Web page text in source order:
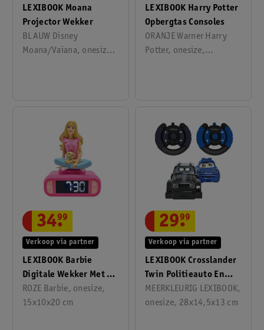
LEXIBOOK Moana
Projector Wekker
BLAUW Disney
Moana/Vaiana, onesize,
LEXIBOOK Harry Potter
Opbergtas Consoles
ORANJE Warner Harry
Potter, onesize,
LEXIBOOK Barbie
Digitale Wekker Met 3D
, Nachtlampje, En
Geluidseffecten
ROZE Barbie, onesize,
15x10x20 cm
Verkoop via partner
34.
99
LEXIBOOK Crosslander
Twin Politieauto En
Dievenauto Set
MEERKLEURIG LEXIBOOK,
onesize, 28x14,5x13 cm
Verkoop via partner
29.
99